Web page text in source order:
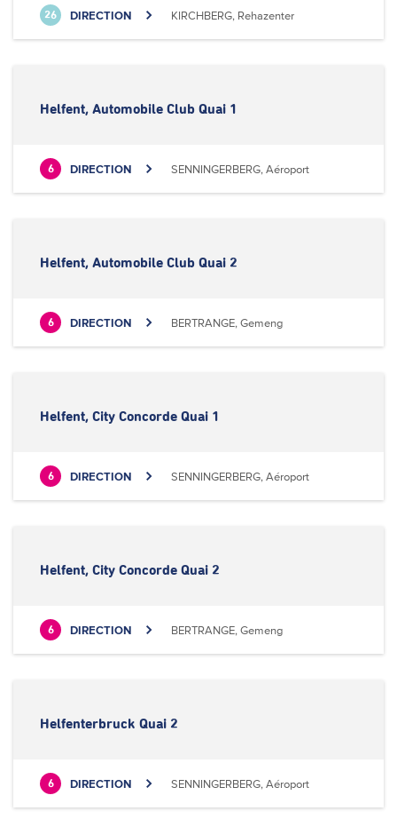
26 DIRECTION KIRCHBERG, Rehazenter
Helfent, Automobile Club Quai 1
6 DIRECTION SENNINGERBERG, Aéroport
Helfent, Automobile Club Quai 2
6 DIRECTION BERTRANGE, Gemeng
Helfent, City Concorde Quai 1
6 DIRECTION SENNINGERBERG, Aéroport
Helfent, City Concorde Quai 2
6 DIRECTION BERTRANGE, Gemeng
Helfenterbruck Quai 2
6 DIRECTION SENNINGERBERG, Aéroport